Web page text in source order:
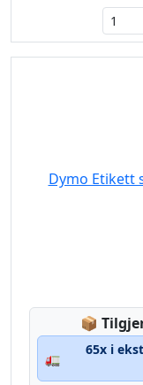
Dymo Etikett
📦
🚛
65x i